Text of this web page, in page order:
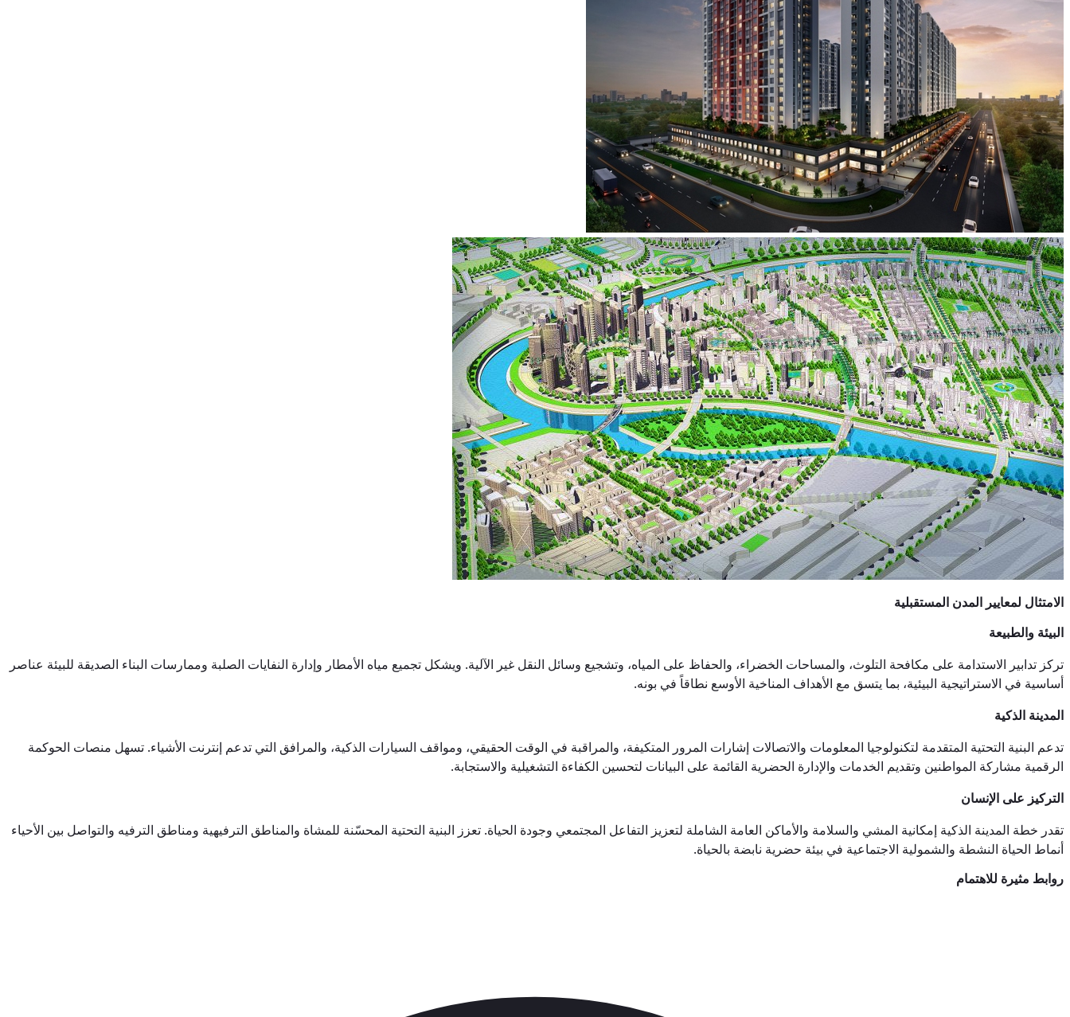
الامتثال لمعايير المدن المستقبلية
البيئة والطبيعة
تركز تدابير الاستدامة على مكافحة التلوث، والمساحات الخضراء، والحفاظ على المياه، وتشجيع وسائل النقل غير الآلية. ويشكل تجميع مياه الأمطار وإدارة النفايات الصلبة وممارسات البناء الصديقة للبيئة عناصر
أساسية في الاستراتيجية البيئية، بما يتسق مع الأهداف المناخية الأوسع نطاقاً في بونه.
المدينة الذكية
تدعم البنية التحتية المتقدمة لتكنولوجيا المعلومات والاتصالات إشارات المرور المتكيفة، والمراقبة في الوقت الحقيقي، ومواقف السيارات الذكية، والمرافق التي تدعم إنترنت الأشياء. تسهل منصات الحوكمة
الرقمية مشاركة المواطنين وتقديم الخدمات والإدارة الحضرية القائمة على البيانات لتحسين الكفاءة التشغيلية والاستجابة.
التركيز على الإنسان
تقدر خطة المدينة الذكية إمكانية المشي والسلامة والأماكن العامة الشاملة لتعزيز التفاعل المجتمعي وجودة الحياة. تعزز البنية التحتية المحسّنة للمشاة والمناطق الترفيهية ومناطق الترفيه والتواصل بين الأحياء
أنماط الحياة النشطة والشمولية الاجتماعية في بيئة حضرية نابضة بالحياة.
روابط مثيرة للاهتمام